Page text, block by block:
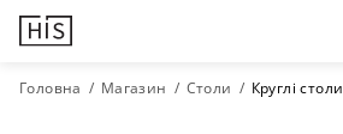
Головна Магазин Столи Круглі столи